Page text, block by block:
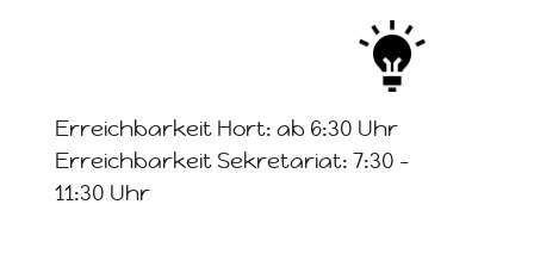
Erreichbarkeit Hort: ab 6:30 Uhr
Erreichbarkeit Sekretariat: 7:30 -
11:30 Uhr